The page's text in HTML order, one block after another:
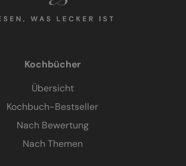
Kochbücher
Übersicht
Kochbuch-Bestseller
Nach Bewertung
Nach Themen